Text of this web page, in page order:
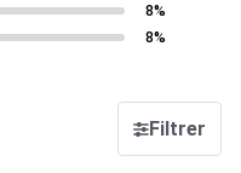
8%
8%
Filtrer